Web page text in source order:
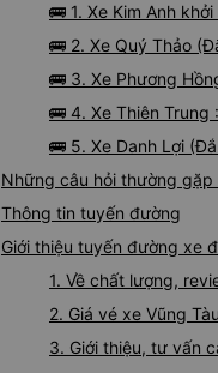
🚌 1. Xe Kim Anh
🚌 2. Xe Quý Thảo
🚌 3. Xe Phương
🚌 4. Xe Thiên
🚌 5. Xe Danh Lợi
Những câu hỏi thường
Thông tin tuyến đường
Giới thiệu tuyến đường xe
1. Về chất lượng,
2. Giá vé xe Vũng
3. Giới thiệu, tư vấn